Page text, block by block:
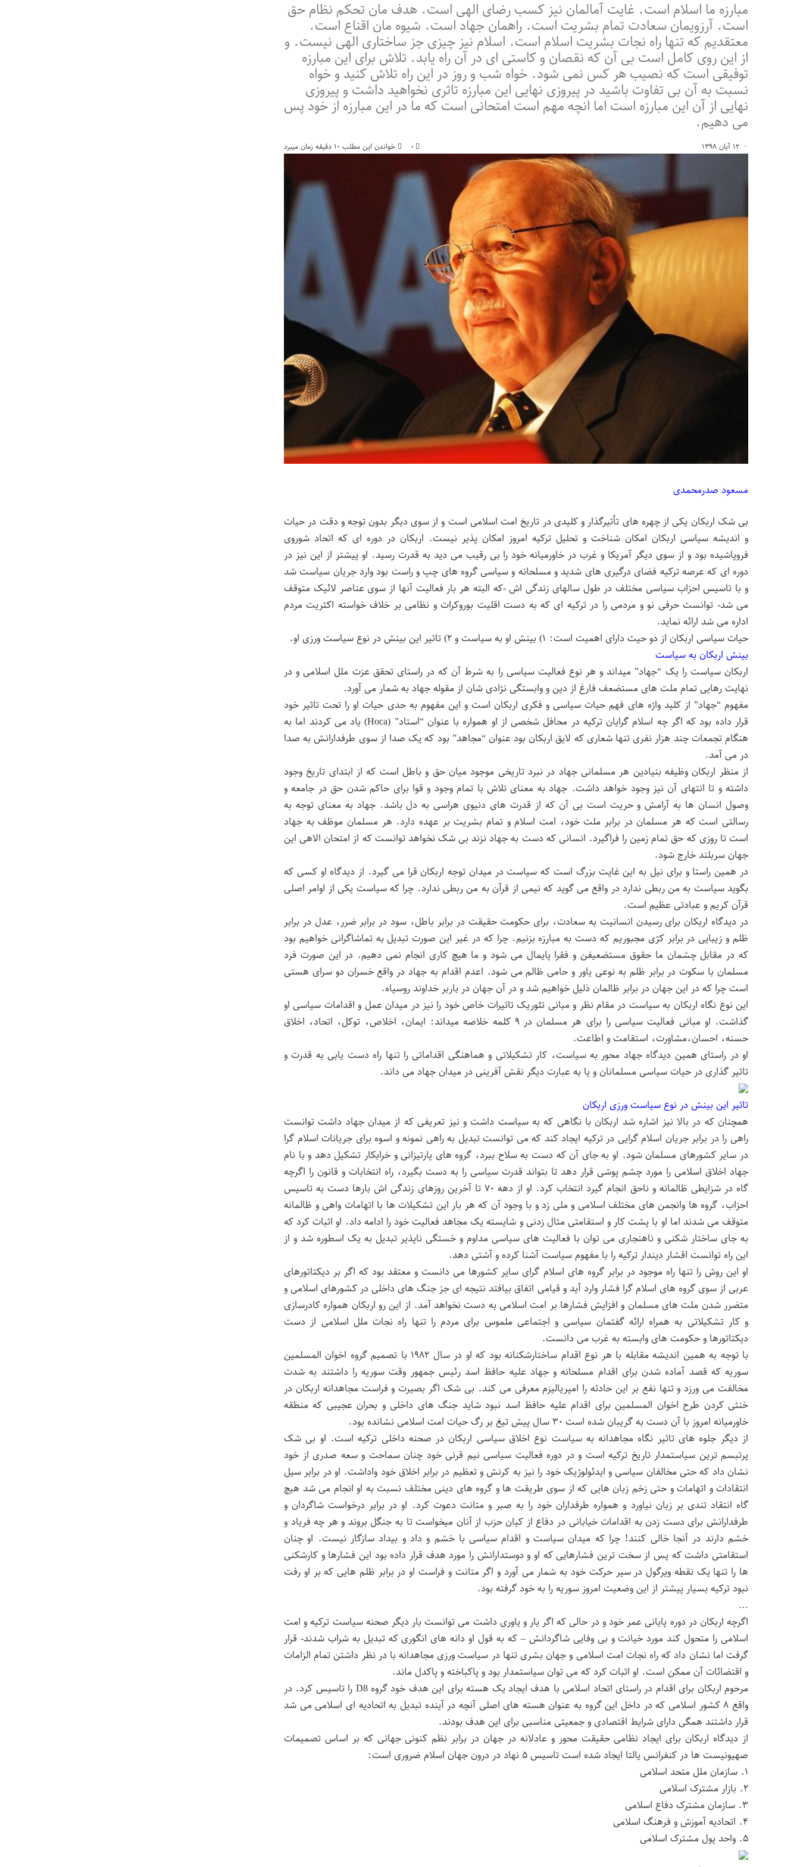
مبارزه ما اسلام است. غایت آمالمان نیز کسب رضای الهی است. هدف مان تحکم نظام حق
است. آرزویمان سعادت تمام بشریت است. راهمان جهاد است. شیوه مان اقناع است.
معتقدیم که تنها راه نجات بشریت اسلام است. اسلام نیز چیزی جز ساختاری الهی نیست. و
از این روی کامل است بی آن که نقصان و کاستی ای در آن راه یابد. تلاش برای این مبارزه
توفیقی است که نصیب هر کس نمی شود. خواه شب و روز در این راه تلاش کنید و خواه
نسبت به آن بی تفاوت باشید در پیروزی نهایی این مبارزه تاثری نخواهید داشت و پیروزی
نهایی از آن این مبارزه است اما انچه مهم است امتحانی است که ما در این مبارزه از خود پس
می دهیم.
۱۲ آبان ۱۳۹۸ ۰ خواندن این مطلب ۱۰ دقیقه زمان میبرد
مسعود صدرمحمدی
بی شک اربکان یکی از چهره های تأثیرگذار و کلیدی در تاریخ امت اسلامی است و از سوی دیگر بدون توجه و دقت در حیات
و اندیشه سیاسی اربکان امکان شناخت و تحلیل ترکیه امروز امکان پذیر نیست. اربکان در دوره ای که اتحاد شوروی
فروپاشیده بود و از سوی دیگر آمریکا و غرب در خاورمیانه خود را بی رقیب می دید به قدرت رسید. او پیشتر از این نیز در
دوره ای که عرصه ترکیه فضای درگیری های شدید و مسلحانه و سیاسی گروه های چپ و راست بود وارد جریان سیاست شد
و با تاسیس احزاب سیاسی مختلف در طول سالهای زندگی اش -که البته هر بار فعالیت آنها از سوی عناصر لائیک متوقف
می شد- توانست حرفی نو و مردمی را در ترکیه ای که به دست اقلیت بوروکرات و نظامی بر خلاف خواسته اکثریت مردم
اداره می شد ارائه نماید.
حیات سیاسی اربکان از دو حیث دارای اهمیت است: ۱) بینش او به سیاست و ۲) تاثیر این بینش در نوع سیاست ورزی او.
بینش اربکان به سیاست
اربکان سیاست را یک “جهاد” میداند و هر نوع فعالیت سیاسی را به شرط آن که در راستای تحقق عزت ملل اسلامی و در
نهایت رهایی تمام ملت های مستضعف فارغ از دین و وابستگی نژادی شان از مقوله جهاد به شمار می آورد.
مفهوم “جهاد” از کلید واژه های فهم حیات سیاسی و فکری اربکان است و این مفهوم به حدی حیات او را تحت تاثیر خود
قرار داده بود که اگر چه اسلام گرایان ترکیه در محافل شخصی از او همواره با عنوان “استاد” (Hoca) یاد می کردند اما به
هنگام تجمعات چند هزار نفری تنها شعاری که لایق اربکان بود عنوان “مجاهد” بود که یک صدا از سوی طرفدارانش به صدا
در می آمد.
از منظر اربکان وظیفه بنیادین هر مسلمانی جهاد در نبرد تاریخی موجود میان حق و باطل است که از ابتدای تاریخ وجود
داشته و تا انتهای آن نیز وجود خواهد داشت. جهاد به معنای تلاش با تمام وجود و قوا برای حاکم شدن حق در جامعه و
وصول انسان ها به آرامش و حریت است بی آن که از قدرت های دنیوی هراسی به دل باشد. جهاد به معنای توجه به
رسالتی است که هر مسلمان در برابر ملت خود، امت اسلام و تمام بشریت بر عهده دارد. هر مسلمان موظف به جهاد
است تا روزی که حق تمام زمین را فراگیرد. انسانی که دست به جهاد نزند بی شک نخواهد توانست که از امتحان الاهی این
جهان سربلند خارج شود.
در همین راستا و برای نیل به این غایت بزرگ است که سیاست در میدان توجه اربکان قرا می گیرد. از دیدگاه او کسی که
بگوید سیاست به من ربطی ندارد در واقع می گوید که نیمی از قرآن به من ربطی ندارد. چرا که سیاست یکی از اوامر اصلی
قرآن کریم و عبادتی عظیم است.
در دیدگاه اربکان برای رسیدن انسانیت به سعادت، برای حکومت حقیقت در برابر باطل، سود در برابر ضرر، عدل در برابر
ظلم و زیبایی در برابر کژی مجبوریم که دست به مبارزه بزنیم. چرا که در غیر این صورت تبدیل به تماشاگرانی خواهیم بود
که در مقابل چشمان ما حقوق مستضعیفن و فقرا پایمال می شود و ما هیچ کاری انجام نمی دهیم. در این صورت فرد
مسلمان با سکوت در برابر ظلم به نوعی یاور و حامی ظالم می شود. اعدم اقدام به جهاد در واقع خسران دو سرای هستی
است چرا که در این جهان در برابر ظالمان ذلیل خواهیم شد و در آن جهان در باربر خداوند روسیاه.
این نوع نگاه اربکان به سیاست در مقام نظر و مبانی تئوریک تاثیرات خاص خود را نیز در میدان عمل و اقدامات سیاسی او
گذاشت. او مبانی فعالیت سیاسی را برای هر مسلمان در ۹ کلمه خلاصه میداند: ایمان، اخلاص، توکل، اتحاد، اخلاق
حسنه، احسان،مشاورت، استقامت و اطاعت.
او در راستای همین دیدگاه جهاد محور به سیاست، کار تشکیلاتی و هماهنگی اقداماتی را تنها راه دست یابی به قدرت و
تاثیر گذاری در حیات سیاسی مسلمانان و یا به عبارت دیگر نقش آفرینی در میدان جهاد می داند.
تاثیر این بینش در نوع سیاست ورزی اربکان
همچنان که در بالا نیز اشاره شد اربکان با نگاهی که به سیاست داشت و نیز تعریفی که از میدان جهاد داشت توانست
راهی را در برابر جریان اسلام گرایی در ترکیه ایجاد کند که می توانست تبدیل به راهی نمونه و اسوه برای جریانات اسلام گرا
در سایر کشورهای مسلمان شود. او به جای آن که دست به سلاح ببرد، گروه های پارتیزانی و خرابکار تشکیل دهد و با نام
جهاد اخلاق اسلامی را مورد چشم پوشی قرار دهد تا بتواند قدرت سیاسی را به دست بگیرد، راه انتخابات و قانون را اگرچه
گاه در شزایطی ظالمانه و ناحق انجام گیرد انتخاب کرد. او از دهه ۷۰ تا آخرین روزهای زندگی اش بارها دست به تاسیس
احزاب، گروه ها وانجمن های مختلف اسلامی و ملی زد و با وجود آن که هر بار این تشکیلات ها با اتهامات واهی و ظالمانه
متوقف می شدند اما او با پشت کار و استقامتی مثال زدنی و شایسته یک مجاهد فعالیت خود را ادامه داد. او اثبات کرد که
به جای ساختار شکنی و ناهنجاری می توان با فعالیت های سیاسی مداوم و خستگی ناپذیر تبدیل به یک اسطوره شد و از
این راه توانست اقشار دیندار ترکیه را با مفهوم سیاست آشنا کرده و آشتی دهد.
او این روش را تنها راه موجود در برابر گروه های اسلام گرای سایر کشورها می دانست و معتقد بود که اگر بر دیکتاتورهای
عربی از سوی گروه های اسلام گرا فشار وارد آید و قیامی اتفاق بیافتد نتیجه ای جز جنگ های داخلی در کشورهای اسلامی و
متضرر شدن ملت های مسلمان و افزایش فشارها بر امت اسلامی به دست نخواهد آمد. از این رو اربکان همواره کادرسازی
و کار تشکیلاتی به همراه ارائه گفتمان سیاسی و اجتماعی ملموس برای مردم را تنها راه نجات ملل اسلامی از دست
دیکتاتورها و حکومت های وابسته به غرب می دانست.
با توجه به همین اندیشه مقابله با هر نوع اقدام ساختارشکنانه بود که او در سال ۱۹۸۲ با تصمیم گروه اخوان المسلمین
سوریه که قصد آماده شدن برای اقدام مسلحانه و جهاد علیه حافظ اسد رئیس جمهور وقت سوریه را داشتند به شدت
مخالفت می ورزد و تنها نفع بر این حادثه را امپریالیزم معرفی می کند. بی شک اگر بصیرت و فراست مجاهدانه اربکان در
خنثی کردن طرح اخوان المسلمین برای اقدام علیه حافظ اسد نبود شاید جنگ های داخلی و بحران عجیبی که منطقه
خاورمیانه امروز با آن دست به گریبان شده است ۳۰ سال پیش تیغ بر رگ حیات امت اسلامی نشانده بود.
از دیگر جلوه های تاثیر نگاه مجاهدانه به سیاست نوع اخلاق سیاسی اربکان در صحنه داخلی ترکیه است. او بی شک
پرتبسم ترین سیاستمدار تاریخ ترکیه است و در دوره فعالیت سیاسی نیم قرنی خود چنان سماحت و سعه صدری از خود
نشان داد که حتی مخالفان سیاسی و ایدئولوژیک خود را نیز به کرنش و تعظیم در برابر اخلاق خود واداشت. او در برابر سیل
انتقادات و اتهامات و حتی زخم زبان هایی که از سوی طریقت ها و گروه های دینی مختلف نسبت به او انجام می شد هیچ
گاه انتقاد تندی بر زبان نیاورد و همواره طرفداران خود را به صبر و متانت دعوت کرد. او در برابر درخواست شاگردان و
طرفدارانش برای دست زدن به اقدامات خیابانی در دفاع از کیان حزب از آنان میخواست تا به جنگل بروند و هر چه فریاد و
خشم دارند در آنجا خالی کنند! چرا که میدان سیاست و اقدام سیاسی با خشم و داد و بیداد سازگار نیست. او چنان
استقامتی داشت که پس از سخت ترین فشارهایی که او و دوستدارانش را مورد هدف قرار داده بود این فشارها و کارشکنی
ها را تنها یک نقطه ویرگول در سیر حرکت خود به شمار می آورد و اگر متانت و فراست او در برابر ظلم هایی که بر او رفت
نبود ترکیه بسیار پیشتر از این وضعیت امروز سوریه را به خود گرفته بود.
…
اگرچه اربکان در دوره پایانی عمر خود و در حالی که اگر یار و یاوری داشت می توانست بار دیگر صحنه سیاست ترکیه و امت
اسلامی را متحول کند مورد خیانت و بی وفایی شاگردانش – که به قول او دانه های انگوری که تبدیل به شراب شدند- قرار
گرفت اما نشان داد که راه نجات امت اسلامی و جهان بشری تنها در سیاست ورزی مجاهدانه با در نظر داشتن تمام الزامات
و اقتضائات آن ممکن است. او اثبات کرد که می توان سیاستمدار بود و پاکباخته و پاکدل ماند.
مرحوم اربکان برای اقدام در راستای اتحاد اسلامی با هدف ایجاد یک هسته برای این هدف خود گروه D8 را تاسیس کرد. در
واقع ۸ کشور اسلامی که در داخل این گروه به عنوان هسته های اصلی آنچه در آینده تبدیل به اتحادیه ای اسلامی می شد
قرار داشتند همگی دارای شرایط اقتصادی و جمعیتی مناسبی برای این هدف بودند.
از دیدگاه اربکان برای ایجاد نظامی حقیقت محور و عادلانه در جهان در برابر نظم کنونی جهانی که بر اساس تصمیمات
صهیونیست ها در کنفرانس یالتا ایجاد شده است تاسیس ۵ نهاد در درون جهان اسلام ضروری است:
۱. سازمان ملل متحد اسلامی
۲. بازار مشترک اسلامی
۳. سازمان مشترک دفاع اسلامی
۴. اتحادیه آموزش و فرهنگ اسلامی
۵. واحد پول مشترک اسلامی